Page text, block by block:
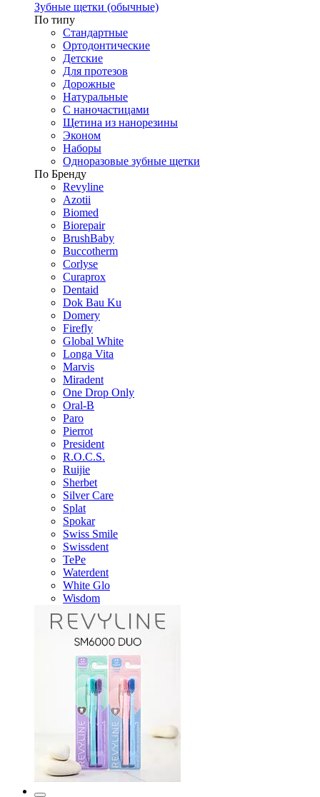
Зубные щетки (обычные)
По типу
Стандартные
Ортодонтические
Детские
Для протезов
Дорожные
Натуральные
С наночастицами
Щетина из нанорезины
Эконом
Наборы
Одноразовые зубные щетки
По Бренду
Revyline
Azotii
Biomed
Biorepair
BrushBaby
Buccotherm
Corlyse
Curaprox
Dentaid
Dok Bau Ku
Domery
Firefly
Global White
Longa Vita
Marvis
Miradent
One Drop Only
Oral-B
Paro
Pierrot
President
R.O.C.S.
Ruijie
Sherbet
Silver Care
Splat
Spokar
Swiss Smile
Swissdent
TePe
Waterdent
White Glo
Wisdom